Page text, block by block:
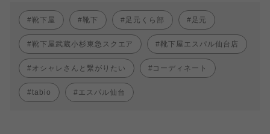
靴下屋 靴下 足元くら部 足元
靴下屋武蔵小杉東急スクエア 靴下屋エスパル仙台店
オシャレさんと繋がりたい コーディネート
tabio エスパル仙台